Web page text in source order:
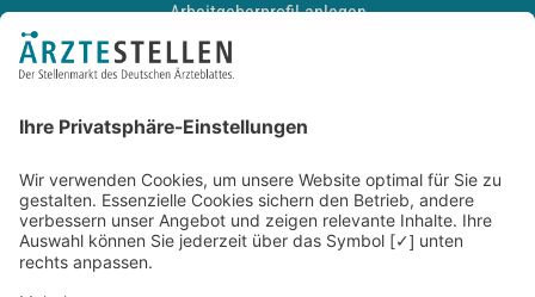
Arbeitgeberprofil anlegen
Recruiting-Podcast
Kontakt
Datenschutz
Newsletter